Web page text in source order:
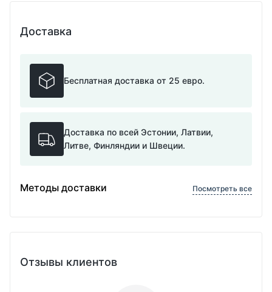
Доставка
Бесплатная доставка от 25 евро.
Доставка по всей Эстонии, Латвии,
Литве, Финляндии и Швеции.
Методы доставки Посмотреть все
Отзывы клиентов